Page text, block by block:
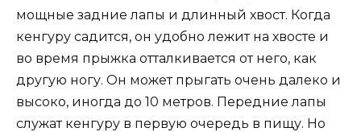
мощные задние лапы и длинный хвост. Когда
кенгуру садится, он удобно лежит на хвосте и
во время прыжка отталкивается от него, как
другую ногу. Он может прыгать очень далеко и
высоко, иногда до 10 метров. Передние лапы
служат кенгуру в первую очередь в пищу. Но